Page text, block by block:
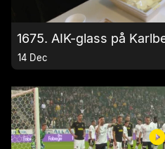
1675. AIK-glass på
14 Dec